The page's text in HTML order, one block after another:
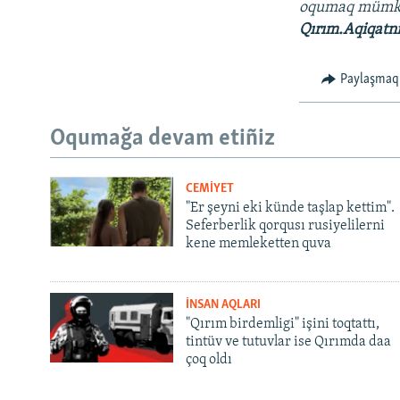
oqumaq
Paylaşmaq
Oqumağa devam etiñiz
CEMİYET
"Er şeyni eki künde taşlap kettim".
Seferberlik qorqusı rusiyelilerni
kene memleketten quva
İNSAN AQLARI
"Qırım birdemligi" işini toqtattı,
tintüv ve tutuvlar ise Qırımda daa
çoq oldı